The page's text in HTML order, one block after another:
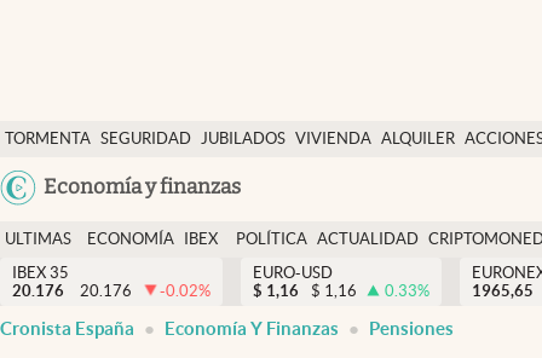
TORMENTA SEGURIDAD JUBILADOS VIVIENDA ALQUILER
USA
Colombia
Economía y finanzas
Economía y finanzas
Política
Actualidad
Criptomonedas
España
ULTIMAS
NOTICIAS
ECONOMÍA
FINANZAS
IBEX
EURO
POLÍTICA ACTUALIDAD
IBEX 35
20.176
20.176 -0.02%
EURO-USD
$ 1,16 $ 1,16 0.33%
1965,65
Cronista España Economía Y Finanzas Pensiones